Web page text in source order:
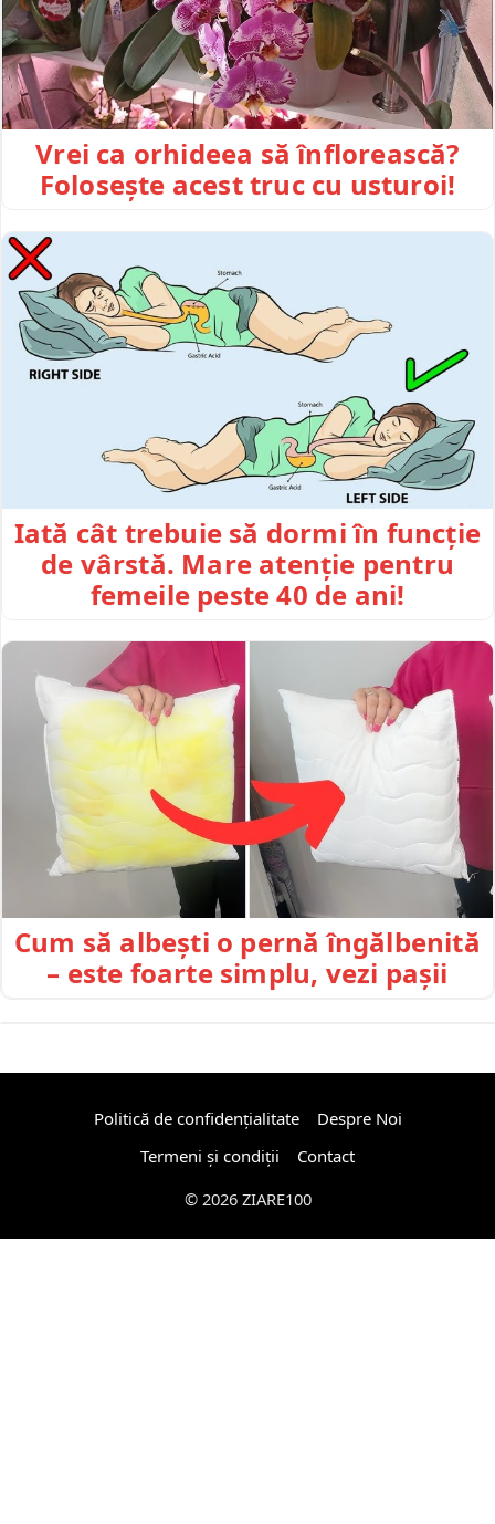
Vrei ca orhideea să înflorească?
Folosește acest truc cu usturoi!
Iată cât trebuie să dormi în funcție
de vârstă. Mare atenție pentru
femeile peste 40 de ani!
Cum să albești o pernă îngălbenită
– este foarte simplu, vezi pașii
Politică de confidențialitate
Despre Noi
Termeni și condiții
Contact
© 2026 ZIARE100